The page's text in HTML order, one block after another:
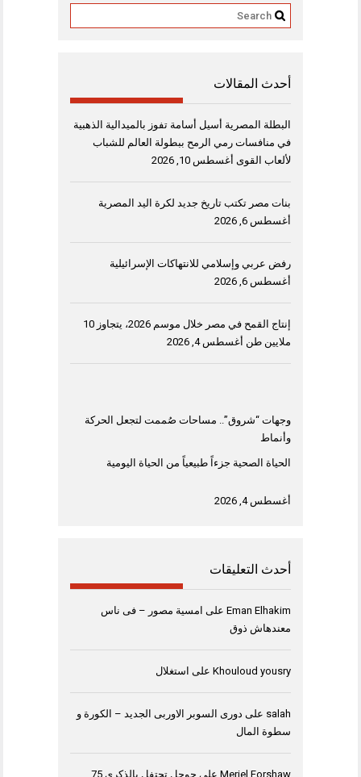
أحدث المقالات
البطلة المصرية أسيل أسامة تفوز بالميدالية الذهبية
في منافسات رمي الرمح ببطولة العالم للشباب
لألعاب القوى أغسطس 10, 2026
بنات مصر تكتب تاريخ جديد لكرة اليد المصرية
أغسطس 6, 2026
رفض عربي وإسلامي للانتهاكات الإسرائيلية
أغسطس 6, 2026
إنتاج القمح في مصر خلال موسم 2026، يتجاوز 10
ملايين طن أغسطس 4, 2026
وجهات “شروق”.. مساحات صُممت لتجعل الحركة
وأنماط
الحياة الصحية جزءاً طبيعياً من الحياة اليومية
أغسطس 4, 2026
أحدث التعليقات
Eman Elhakim على امسية مصور – فى ناس
معندهاش ذوق
Khouloud yousry على استغلال
salah على دورى السوبر الاوربى الجديد – الكورة و
سطوة المال
Meriel Forshaw على جوجل تحتفل بالذكرى 75